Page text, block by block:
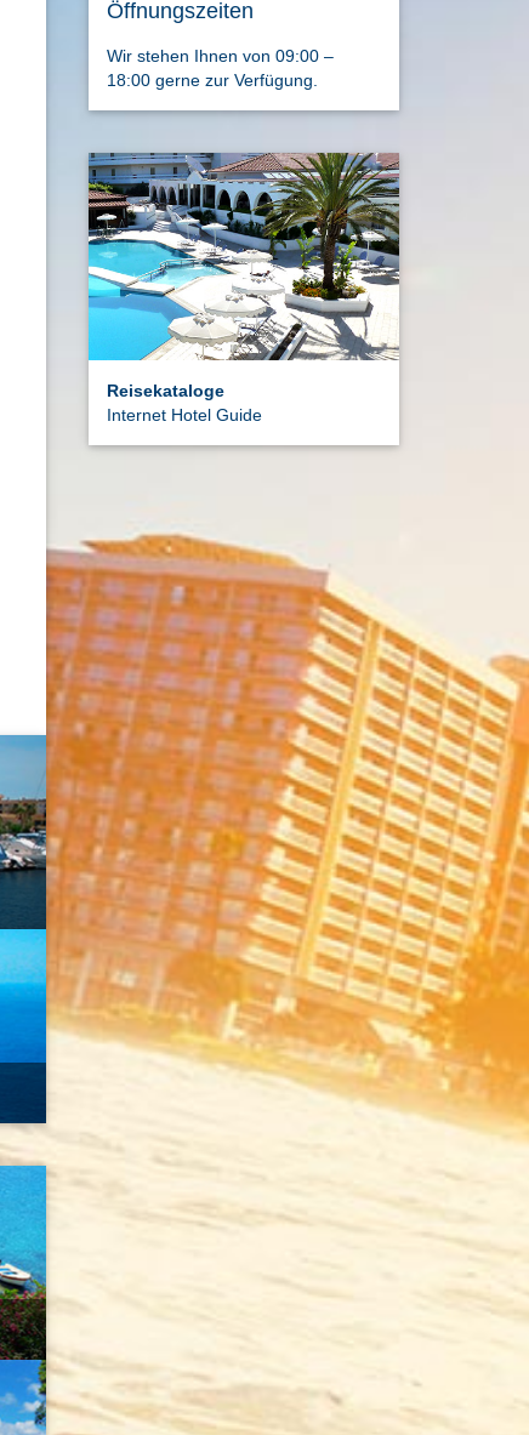
Öffnungszeiten
Wir stehen Ihnen von 09:00 –
18:00 gerne zur Verfügung.
Reisekataloge
Internet Hotel Guide